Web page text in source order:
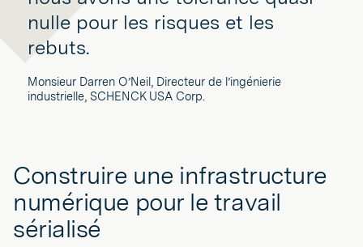
nulle pour les risques et les
rebuts.
Monsieur Darren O’Neil, Directeur de l’ingénierie
industrielle, SCHENCK USA Corp.
Construire une infrastructure
numérique pour le travail
sérialisé